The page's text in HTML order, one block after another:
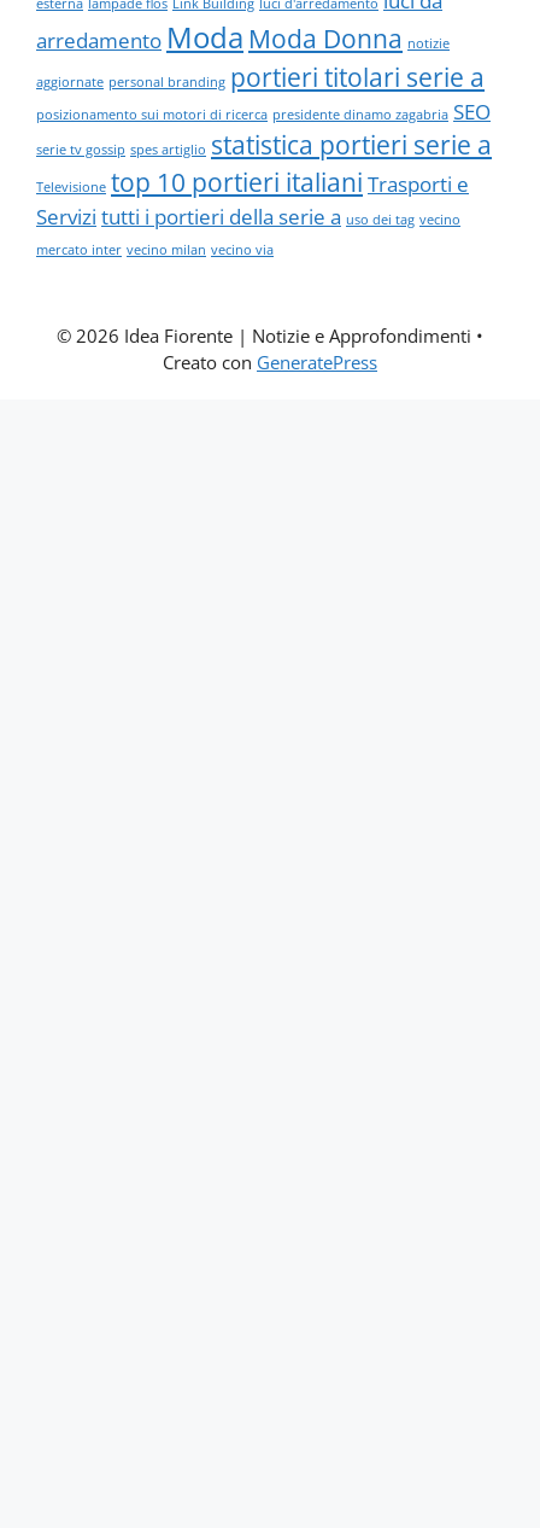
arredamento Moda Moda Donna notizie
aggiornate personal branding portieri titolari serie a
posizionamento sui motori di ricerca presidente dinamo zagabria SEO
serie tv gossip spes artiglio statistica portieri serie a
Televisione top 10 portieri italiani Trasporti e
Servizi tutti i portieri della serie a uso dei tag vecino
mercato inter vecino milan vecino via
© 2026 Idea Fiorente | Notizie e Approfondimenti •
Creato con GeneratePress